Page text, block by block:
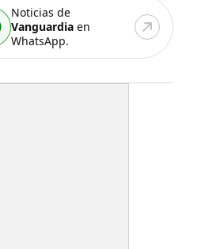
Noticias de
Vanguardia en
WhatsApp.